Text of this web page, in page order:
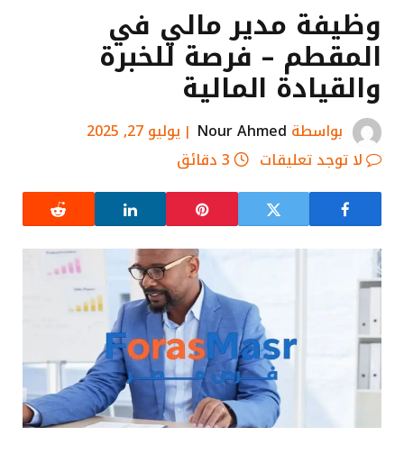
وظيفة مدير مالي في
المقطم – فرصة للخبرة
والقيادة المالية
بواسطة Nour Ahmed
يوليو 27, 2025
لا توجد تعليقات
3 دقائق